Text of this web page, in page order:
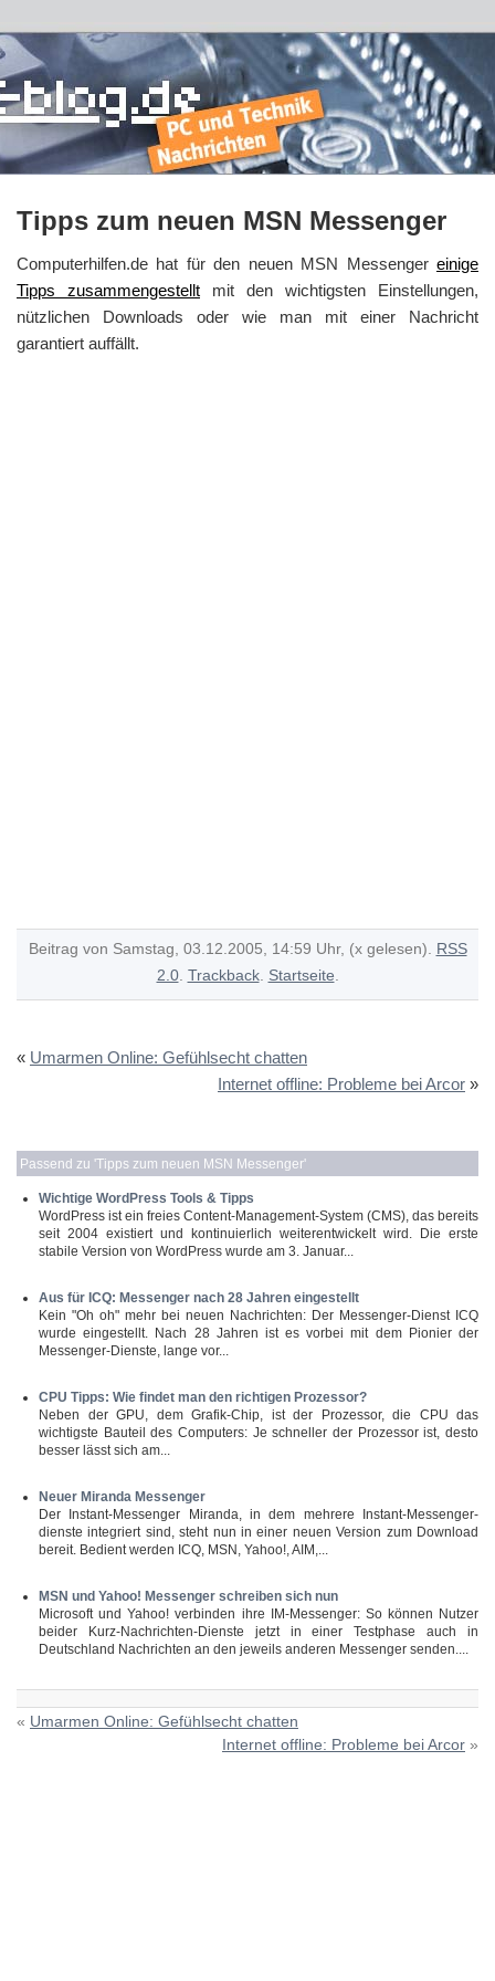
Tipps zum neuen MSN Messenger
Computerhilfen.de hat für den neuen MSN Messenger einige
Tipps zusammengestellt mit den wichtigsten Einstellungen,
nützlichen Downloads oder wie man mit einer Nachricht
garantiert auffällt.
Beitrag von Samstag, 03.12.2005, 14:59 Uhr, (x gelesen). RSS
2.0. Trackback. Startseite.
« Umarmen Online: Gefühlsecht chatten
Internet offline: Probleme bei Arcor »
Passend zu 'Tipps zum neuen MSN Messenger'
Wichtige WordPress Tools & Tipps
WordPress ist ein freies Content-Management-System (CMS), das bereits
seit 2004 existiert und kontinuierlich weiterentwickelt wird. Die erste
stabile Version von WordPress wurde am 3. Januar...
Aus für ICQ: Messenger nach 28 Jahren eingestellt
Kein "Oh oh" mehr bei neuen Nachrichten: Der Messenger-Dienst ICQ
wurde eingestellt. Nach 28 Jahren ist es vorbei mit dem Pionier der
Messenger-Dienste, lange vor...
CPU Tipps: Wie findet man den richtigen Prozessor?
Neben der GPU, dem Grafik-Chip, ist der Prozessor, die CPU das
wichtigste Bauteil des Computers: Je schneller der Prozessor ist, desto
besser lässt sich am...
Neuer Miranda Messenger
Der Instant-Messenger Miranda, in dem mehrere Instant-Messenger-
dienste integriert sind, steht nun in einer neuen Version zum Download
bereit. Bedient werden ICQ, MSN, Yahoo!, AIM,...
MSN und Yahoo! Messenger schreiben sich nun
Microsoft und Yahoo! verbinden ihre IM-Messenger: So können Nutzer
beider Kurz-Nachrichten-Dienste jetzt in einer Testphase auch in
Deutschland Nachrichten an den jeweils anderen Messenger senden....
« Umarmen Online: Gefühlsecht chatten
Internet offline: Probleme bei Arcor »